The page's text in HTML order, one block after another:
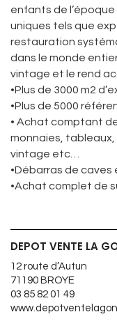
enfants de
uniques tels que
restauration
dans le monde
vintage et le rend
•Plus de 3000 m2
•Plus de 5000
• Achat comptant
monnaies,
vintage etc…
•Débarras de caves
•Achat complet de
DEPOT VENTE LA
12 route d’Autun
71190 BROYE
03 85 82 01 49